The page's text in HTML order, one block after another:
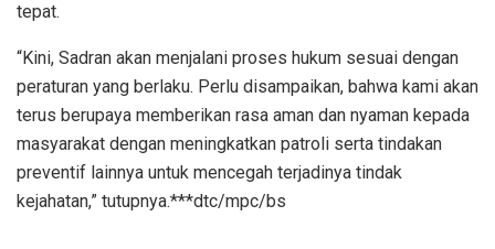
tepat.
“Kini, Sadran akan menjalani proses hukum sesuai dengan
peraturan yang berlaku. Perlu disampaikan, bahwa kami akan
terus berupaya memberikan rasa aman dan nyaman kepada
masyarakat dengan meningkatkan patroli serta tindakan
preventif lainnya untuk mencegah terjadinya tindak
kejahatan,” tutupnya.***dtc/mpc/bs